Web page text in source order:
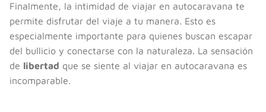
Finalmente, la intimidad de viajar en autocaravana te
permite disfrutar del viaje a tu manera. Esto es
especialmente importante para quienes buscan escapar
del bullicio y conectarse con la naturaleza. La sensación
de libertad que se siente al viajar en autocaravana es
incomparable.